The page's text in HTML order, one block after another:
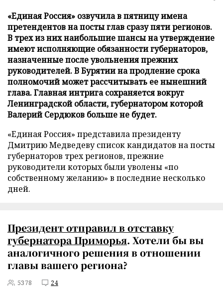
«Единая Россия» озвучила в пятницу имена
претендентов на посты глав сразу пяти регионов.
В трех из них наибольшие шансы на утверждение
имеют исполняющие обязанности губернаторов,
назначенные после увольнения прежних
руководителей. В Бурятии на продление срока
полномочий может рассчитывать ее нынешний
глава. Главная интрига сохраняется вокруг
Ленинградской области, губернатором которой
Валерий Сердюков больше не будет.
«Единая Россия» представила президенту
Дмитрию Медведеву список кандидатов на посты
губернаторов трех регионов, прежние
руководители которых были уволены «по
собственному желанию» в последние несколько
дней.
Президентотправил в отставку
губернатора Приморья. Хотели бы вы
аналогичного решения в отношении
главы вашего региона?
5378 24